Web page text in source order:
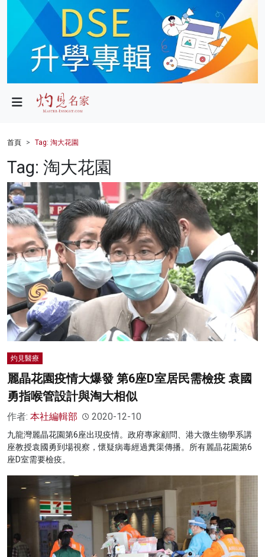
政局
財經
健康
商業
科技
影片
名家榜
灼見活動
關於我們
首頁 Tag: 淘大花園
Tag: 淘大花園
灼見醫療
麗晶花園疫情大爆發 第6座D室居民需檢疫 袁國
勇指喉管設計與淘大相似
作者: 本社編輯部 2020-12-10
九龍灣麗晶花園第6座出現疫情。政府專家顧問、港大微生物學系講
座教授袁國勇到場視察，懷疑病毒經過糞渠傳播。所有麗晶花園第6
座D室需要檢疫。